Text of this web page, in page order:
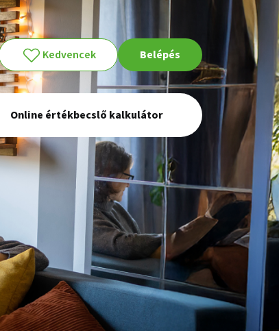
Kedvencek Belépés
Online értékbecslő kalkulátor